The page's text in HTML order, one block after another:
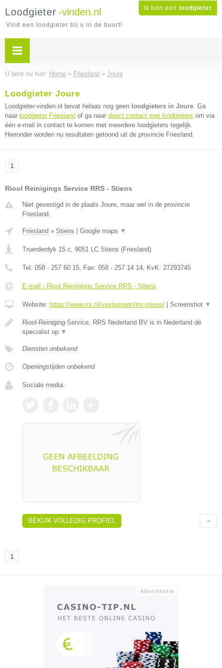
Ik ben een loodgieter
Loodgieter -vinden.nl
Vind een loodgieter bij u in de buurt!
U bent nu hier: Home » Friesland » Joure
Loodgieter Joure
Loodgieter-vinden.nl bevat helaas nog geen loodgieters in Joure. Ga
naar loodgieter Friesland of ga naar direct contact met loodgieters om via
één e-mail in contact te komen met meerdere loodgieters tegelijk.
Hieronder worden nu resultaten getoond uit de provincie Friesland.
1
Riool Reinigings Service RRS - Stiens
Niet gevestigd in de plaats Joure, maar wel in de provincie
Friesland.
Friesland » Stiens Google maps ▼
Truerderdyk 15 c, 9051 LC Stiens (Friesland)
Tel: 058 - 257 60 15, Fax: 058 - 257 14 14, KvK: 27293745
E-mail › Riool Reinigings Service RRS - Stiens
Website: https://www.rrs.nl/vestigingen/rrs-stiens/ Screenshot ▼
Riool-Reiniging-Service, RRS Nederland BV is in Nederland dé
specialist op ▼
Diensten onbekend
Openingstijden onbekend
Sociale media:
BEKIJK VOLLEDIG PROFIEL
1